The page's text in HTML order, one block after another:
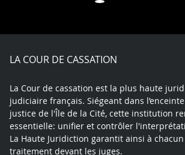
on
on on
LA COUR DE CASSATION
La Cour de cassation est la plus haute
judiciaire français. Siégeant dans
justice de l'Île de la Cité, cette institution
essentielle: unifier et contrôler
La Haute Juridiction garantit ainsi à
traitement devant les juges.